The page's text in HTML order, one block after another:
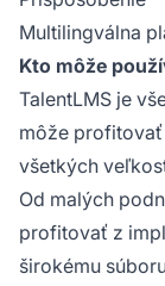
Multilingválna
Kto môže
TalentLMS je
môže
všetkých
Od malých
profitovať z
širokému